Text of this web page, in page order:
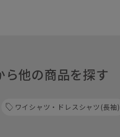
ら他の商品を探す
ワイシャツ・ドレスシャツ(長袖)